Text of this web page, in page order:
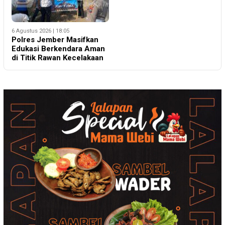
6 Agustus 2026 | 18:05
Polres Jember Masifkan
Edukasi Berkendara Aman
di Titik Rawan Kecelakaan